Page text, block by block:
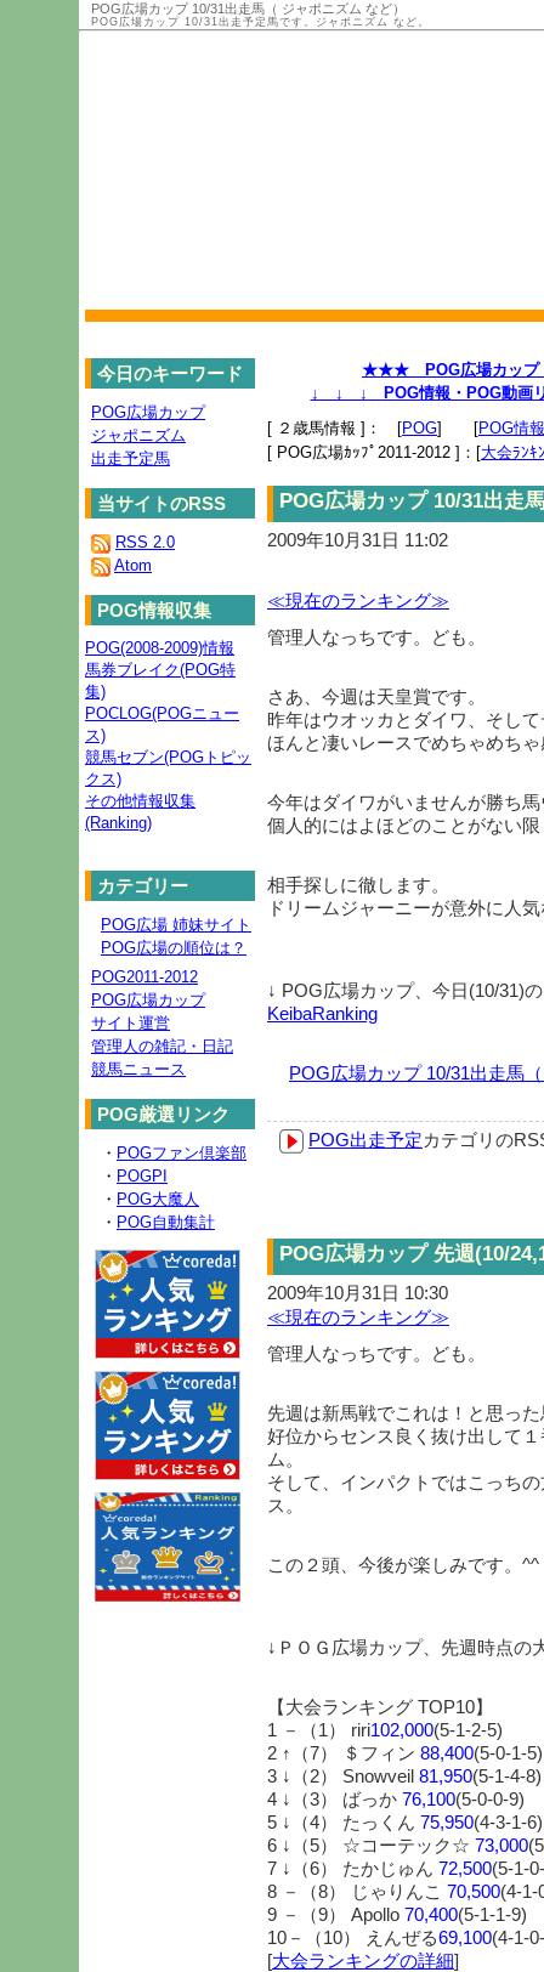
POG広場カップ 10/31出走馬（ ジャポニズム など）
POG広場カップ 10/31出走予定馬です。ジャポニズム など。
POG広場カップ 10/31出走
2009年10月31日 11:02
≪現在のランキング≫
管理人なっちです。ども。
さあ、今週は天皇賞です。
昨年はウオッカとダイワ、そし
ほんと凄いレースでめちゃめち
今年はダイワがいませんが勝ち
個人的にはよほどのことがない
相手探しに徹します。
ドリームジャーニーが意外に人
↓ POG広場カップ、今日(10/31)
KeibaRanking
POG広場カップ 10/31出走馬
POG出走予定カテゴリの
POG広場カップ 先週(10/
2009年10月31日 10:30
≪現在のランキング≫
管理人なっちです。ども。
先週は新馬戦でこれは！と思っ
好位からセンス良く抜け出して
ム。
そして、インパクトではこっち
ス。
この２頭、今後が楽しみです。^^
↓ＰＯＧ広場カップ、先週時点の
【大会ランキング TOP10】
1 －（1） riri102,000(5-1-2-5)
2 ↑（7） ＄フィン 88,400(5-0-1-5)
3 ↓（2） Snowveil 81,950(5-1-4-8)
4 ↓（3） ばっか 76,100(5-0-0-9)
5 ↓（4） たっくん 75,950(4-3-1-6)
6 ↓（5） ☆コーテック☆ 73,000
7 ↓（6） たかじゅん 72,500(5-1-
8 －（8） じゃりんこ 70,500(4-1-
9 －（9） Apollo 70,400(5-1-1-9)
10－（10） えんぜる69,100(4-1-
[大会ランキングの詳細]
今日のキーワード
POG広場カップ
ジャポニズム
出走予定馬
当サイトのRSS
RSS 2.0
Atom
POG情報収集
POG(2008-2009)情報
馬券ブレイク(POG特
集)
POCLOG(POGニュー
ス)
競馬セブン(POGトピッ
クス)
その他情報収集
(Ranking)
カテゴリー
POG広場 姉妹サイト
POG広場の順位は？
POG2011-2012
POG広場カップ
サイト運営
管理人の雑記・日記
競馬ニュース
POG厳選リンク
・ POGファン倶楽部
・ POGPI
・ POG大魔人
・ POG自動集計
★★★ POG広場カッ
↓ ↓ ↓ POG情報・POG動画
[ ２歳馬情報 ]： [POG] [POG情報
[ POG広場ｶｯﾌﾟ2011-2012 ]：[大会ﾗﾝｷ